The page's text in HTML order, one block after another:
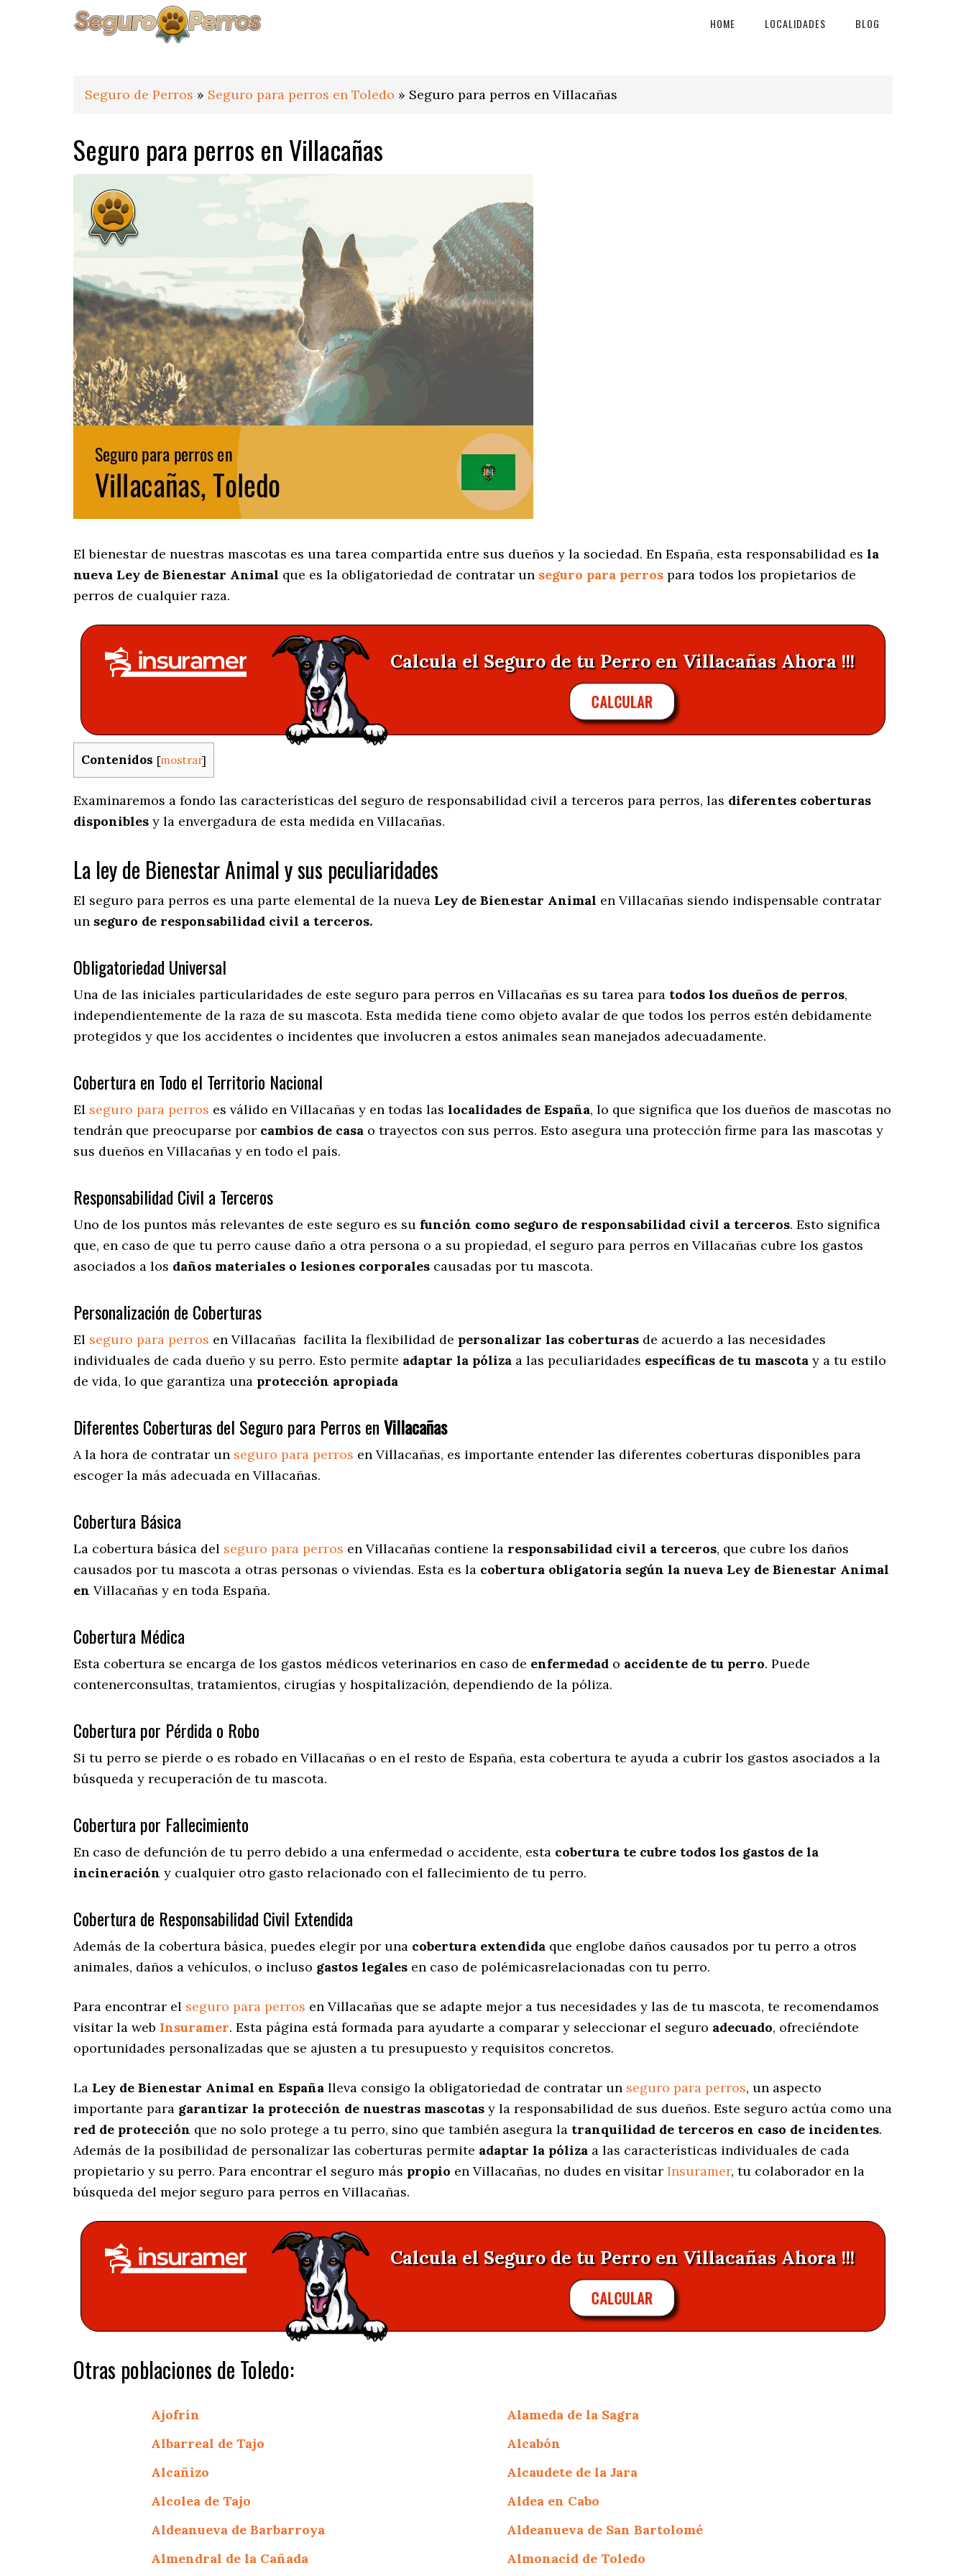
HOME LOCALIDADES BLOG
Seguro de Perros » Seguro para perros en Toledo » Seguro para perros en Villacañas
Seguro para perros en Villacañas
El bienestar de nuestras mascotas es una tarea compartida entre sus dueños y la sociedad. En España, esta responsabilidad es la
nueva Ley de Bienestar Animal que es la obligatoriedad de contratar un seguro para perros para todos los propietarios de
perros de cualquier raza.
Calcula el Seguro de tu Perro en Villacañas Ahora !!!
CALCULAR
Contenidos [mostrar]
Examinaremos a fondo las características del seguro de responsabilidad civil a terceros para perros, las diferentes coberturas
disponibles y la envergadura de esta medida en Villacañas.
La ley de Bienestar Animal y sus peculiaridades
El seguro para perros es una parte elemental de la nueva Ley de Bienestar Animal en Villacañas siendo indispensable contratar
un seguro de responsabilidad civil a terceros.
Obligatoriedad Universal
Una de las iniciales particularidades de este seguro para perros en Villacañas es su tarea para todos los dueños de perros,
independientemente de la raza de su mascota. Esta medida tiene como objeto avalar de que todos los perros estén debidamente
protegidos y que los accidentes o incidentes que involucren a estos animales sean manejados adecuadamente.
Cobertura en Todo el Territorio Nacional
El seguro para perros es válido en Villacañas y en todas las localidades de España, lo que significa que los dueños de mascotas no
tendrán que preocuparse por cambios de casa o trayectos con sus perros. Esto asegura una protección firme para las mascotas y
sus dueños en Villacañas y en todo el país.
Responsabilidad Civil a Terceros
Uno de los puntos más relevantes de este seguro es su función como seguro de responsabilidad civil a terceros. Esto significa
que, en caso de que tu perro cause daño a otra persona o a su propiedad, el seguro para perros en Villacañas cubre los gastos
asociados a los daños materiales o lesiones corporales causadas por tu mascota.
Personalización de Coberturas
El seguro para perros en Villacañas facilita la flexibilidad de personalizar las coberturas de acuerdo a las necesidades
individuales de cada dueño y su perro. Esto permite adaptar la póliza a las peculiaridades específicas de tu mascota y a tu estilo
de vida, lo que garantiza una protección apropiada
Diferentes Coberturas del Seguro para Perros enVillacañas
A la hora de contratar un seguro para perros en Villacañas, es importante entender las diferentes coberturas disponibles para
escoger la más adecuada en Villacañas.
Cobertura Básica
La cobertura básica del seguro para perros en Villacañas contiene la responsabilidad civil a terceros, que cubre los daños
causados por tu mascota a otras personas o viviendas. Esta es la cobertura obligatoria según la nueva Ley de Bienestar Animal
en Villacañas y en toda España.
Cobertura Médica
Esta cobertura se encarga de los gastos médicos veterinarios en caso de enfermedad o accidente de tu perro. Puede
contenerconsultas, tratamientos, cirugías y hospitalización, dependiendo de la póliza.
Cobertura por Pérdida o Robo
Si tu perro se pierde o es robado en Villacañas o en el resto de España, esta cobertura te ayuda a cubrir los gastos asociados a la
búsqueda y recuperación de tu mascota.
Cobertura por Fallecimiento
En caso de defunción de tu perro debido a una enfermedad o accidente, esta cobertura te cubre todos los gastos de la
incineración y cualquier otro gasto relacionado con el fallecimiento de tu perro.
Cobertura de Responsabilidad Civil Extendida
Además de la cobertura básica, puedes elegir por una cobertura extendida que englobe daños causados por tu perro a otros
animales, daños a vehículos, o incluso gastos legales en caso de polémicasrelacionadas con tu perro.
Para encontrar el seguro para perros en Villacañas que se adapte mejor a tus necesidades y las de tu mascota, te recomendamos
visitar la web Insuramer. Esta página está formada para ayudarte a comparar y seleccionar el seguro adecuado, ofreciéndote
oportunidades personalizadas que se ajusten a tu presupuesto y requisitos concretos.
La Ley de Bienestar Animal en España lleva consigo la obligatoriedad de contratar un seguro para perros, un aspecto
importante para garantizar la protección de nuestras mascotas y la responsabilidad de sus dueños. Este seguro actúa como una
red de protección que no solo protege a tu perro, sino que también asegura la tranquilidad de terceros en caso de incidentes.
Además de la posibilidad de personalizar las coberturas permite adaptar la póliza a las características individuales de cada
propietario y su perro. Para encontrar el seguro más propio en Villacañas, no dudes en visitar Insuramer, tu colaborador en la
búsqueda del mejor seguro para perros en Villacañas.
Calcula el Seguro de tu Perro en Villacañas Ahora !!!
CALCULAR
Otras poblaciones de Toledo:
Ajofrín
Alameda de la Sagra
Albarreal de Tajo
Alcabón
Alcañizo
Alcaudete de la Jara
Alcolea de Tajo
Aldea en Cabo
Aldeanueva de Barbarroya
Aldeanueva de San Bartolomé
Almendral de la Cañada
Almonacid de Toledo